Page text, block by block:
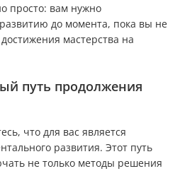
просто: вам нужно
до момента, пока вы не
мастерства на
путь продолжения
что для вас является
развития. Этот путь
не только методы решения